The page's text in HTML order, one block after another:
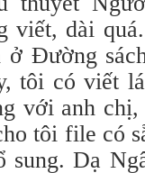
viết, dài
ở Đường
tôi có viết
với anh
tôi file có
sung. Dạ